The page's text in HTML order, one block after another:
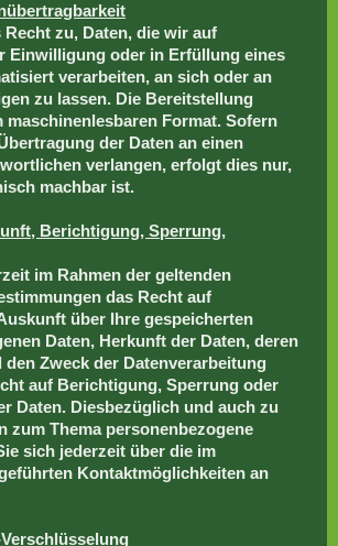
Recht zu, Daten, die wir auf
Einwilligung oder in Erfüllung eines
verarbeiten, an sich oder an
zu lassen. Die Bereitstellung
maschinenlesbaren Format. Sofern
der Daten an einen
verlangen, erfolgt dies nur,
machbar ist.
Berichtigung, Sperrung,
im Rahmen der geltenden
das Recht auf
über Ihre gespeicherten
Daten, Herkunft der Daten, deren
den Zweck der Datenverarbeitung
auf Berichtigung, Sperrung oder
Daten. Diesbezüglich und auch zu
zum Thema personenbezogene
sich jederzeit über die im
Kontaktmöglichkeiten an